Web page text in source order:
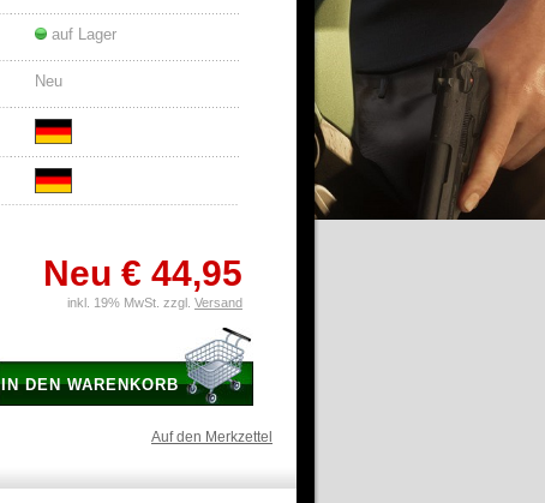
auf Lager
Neu
Neu € 44,95
inkl. 19% MwSt. zzgl. Versand
IN DEN WARENKORB
Auf den Merkzettel